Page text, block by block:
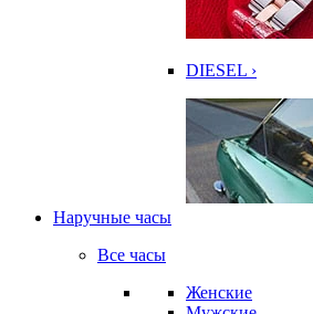
DIESEL ›
Наручные часы
Все часы
Женские